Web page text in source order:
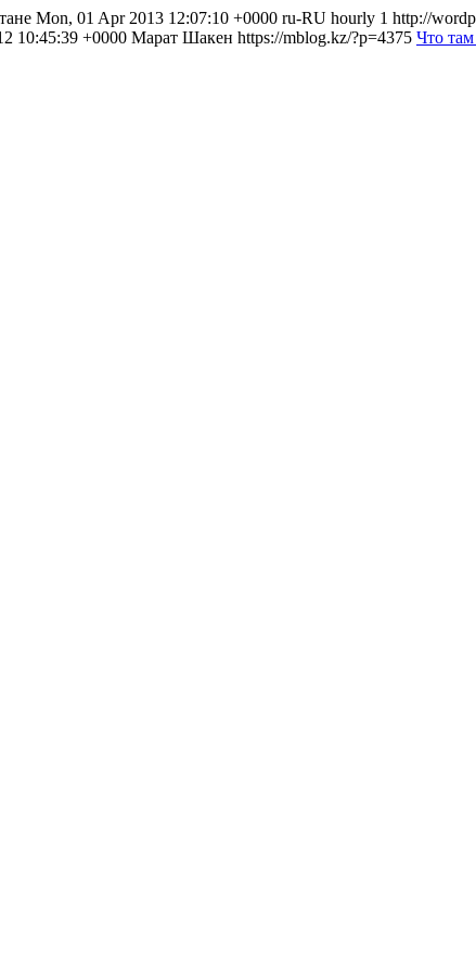
Mon, 01 Apr 2013 12:07:10 +0000 ru-RU hourly 1 http://
10:45:39 +0000 Марат Шакен https://mblog.kz/?p=4375 Что